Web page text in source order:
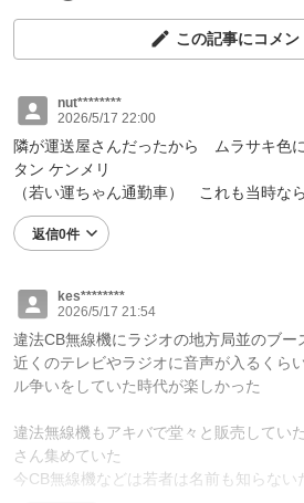
この記事にコメン
nut********
2026/5/17 22:00
隣が運送屋さんだったから ムラサキ色
タン ケンメリ
（若い運ちゃん通勤車） これも当時な
返信0件
kes********
2026/5/17 21:54
違法CB無線機にラジオの地方局並のブー
近くのテレビやラジオに音声が入るくら
ル争いをしていた時代が楽しかった
違法無線機もアキバで堂々と販売してい
さん集めていた
今CB無線機などは若者は名前も知らない